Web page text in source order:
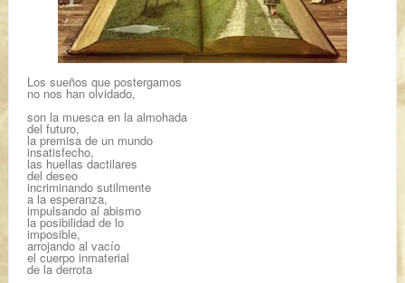
Los sueños que postergamos
no nos han olvidado,
son la muesca en la almohada
del futuro,
la premisa de un mundo
insatisfecho,
las huellas dactilares
del deseo
incriminando sutilmente
a la esperanza,
impulsando al abismo
la posibilidad de lo
imposible,
arrojando al vacío
el cuerpo inmaterial
de la derrota